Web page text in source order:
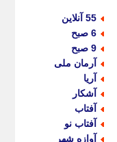
55 آنلاین
6 صبح
9 صبح
آرمان ملی
آریا
آشکار
آفتاب
آفتاب نو
آوازه شهر